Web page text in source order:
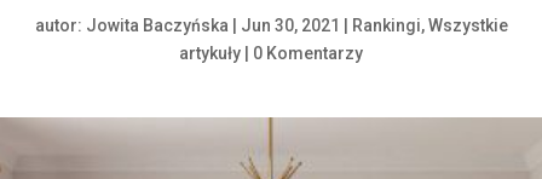
autor: Jowita Baczyńska | Jun 30, 2021 | Rankingi,Wszystkie
artykuły | 0 Komentarzy